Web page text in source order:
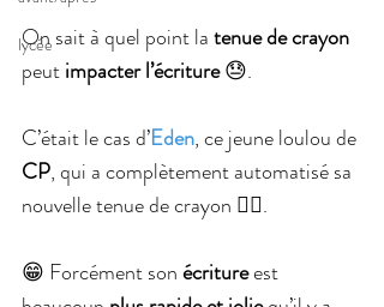
lycée
On sait à quel point la tenue de crayon
peut impacter l’écriture 😓.
C’était le cas d’Eden, ce jeune loulou de
CP, qui a complètement automatisé sa
nouvelle tenue de crayon ✍🏻.
😁 Forcément son écriture est